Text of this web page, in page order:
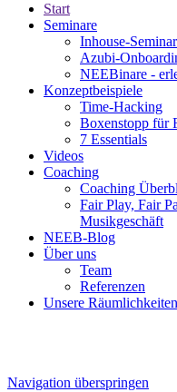
Start
Seminare
Inhouse-
Azubi-
NEEBinare -
Konzeptbeispiele
Time-Hacking
Boxenstopp für
7 Essentials
Videos
Coaching
Coaching
Fair Play, Fair
Musikgeschäft
NEEB-Blog
Über uns
Team
Referenzen
Unsere Räumlichkeiten
Navigation überspringen